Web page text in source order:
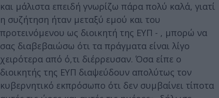
και μάλιστα επειδή γνωρίζω πάρα πολύ καλά, γιατί
η συζήτηση ήταν μεταξύ εμού και του
προτεινόμενου ως διοικητή της ΕΥΠ - , μπορώ να
σας διαβεβαιώσω ότι τα πράγματα είναι λίγο
χειρότερα από ό,τι διέρρευσαν. Όσα είπε ο
διοικητής της ΕΥΠ διαψεύδουν απολύτως τον
κυβερνητικό εκπρόσωπο ότι δεν συμβαίνει τίποτα